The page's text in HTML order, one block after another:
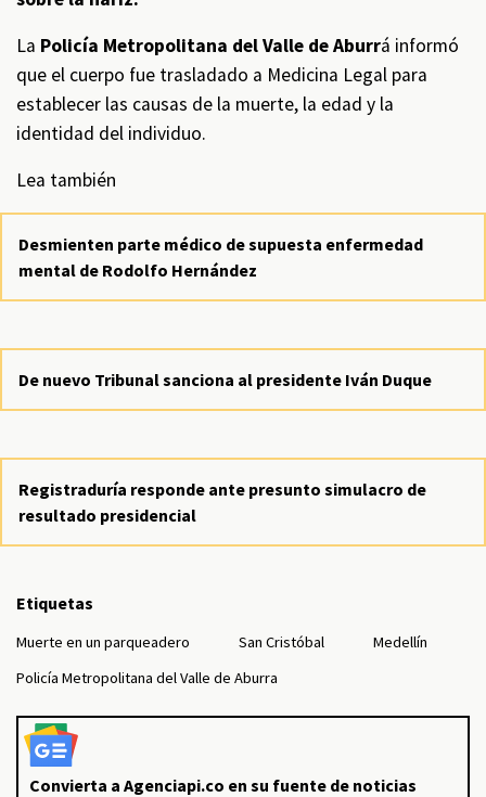
La Policía Metropolitana del Valle de Aburrá informó
que el cuerpo fue trasladado a Medicina Legal para
establecer las causas de la muerte, la edad y la
identidad del individuo.
Lea también
Desmienten parte médico de supuesta enfermedad
mental de Rodolfo Hernández
De nuevo Tribunal sanciona al presidente Iván Duque
Registraduría responde ante presunto simulacro de
resultado presidencial
Etiquetas
Muerte en un parqueadero San Cristóbal
Medellín
Policía Metropolitana del Valle de Aburra
Convierta a Agenciapi.co en su fuente de noticias